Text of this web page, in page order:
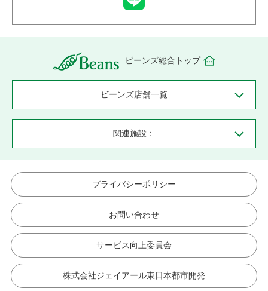
ビーンズ総合トップ
ビーンズ店舗一覧
関連施設：
プライバシーポリシー
お問い合わせ
サービス向上委員会
株式会社ジェイアール東日本都市開発